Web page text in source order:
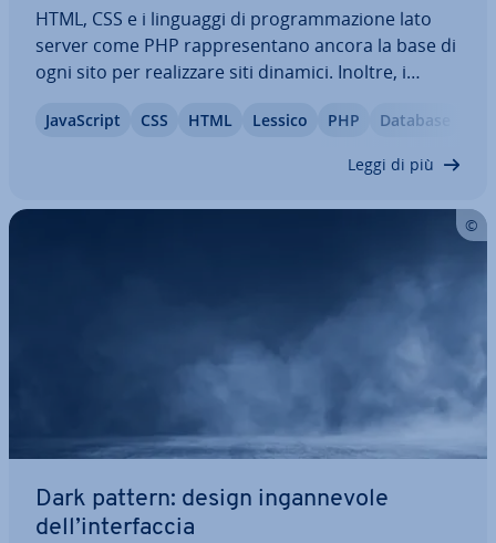
HTML, CSS e i linguaggi di pro­gram­ma­zio­ne lato
server come PHP rap­pre­sen­ta­no ancora la base di
ogni sito per rea­liz­za­re siti dinamici. Inoltre, i
Ty­pe­Script e i potenti framework front end e back
Ja­va­Script CSS HTML Lessico PHP Database
Leggi di più
Dark pattern: design in­gan­ne­vo­le
dell’in­ter­fac­cia